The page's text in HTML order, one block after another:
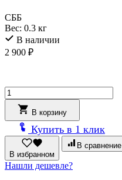
СББ
Вес: 0.3 кг
В наличии
2 900 ₽
Количество
товара
Термометр
для
сауны
банная
станция
В корзину
Купить в 1 клик
В избранном
В сравнение
Нашли дешевле?